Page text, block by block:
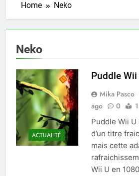
Home Neko
Neko
ACTUALITÉ
Puddle
Mika Pasco
ago
0
Puddle Wii U
d’un titre
mais cette
Wii U en